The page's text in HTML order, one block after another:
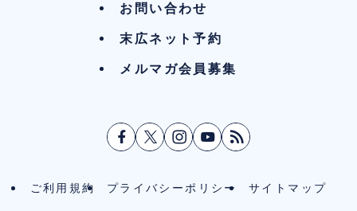
お問い合わせ
末広ネット予約
メルマガ会員募集
ご利用規約 プライバシーポリシー サイトマップ